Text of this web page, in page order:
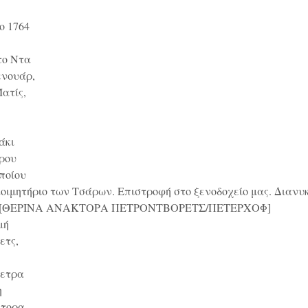
1764
Ντα
των Τσάρων. Επιστροφή στο ξενοδοχείο μας.
ΑΝΑΚΤΟΡΑ ΠΕΤΡΟΝΤΒΟΡΕΤΣ/ΠΕΤΕΡΧΟΦ]